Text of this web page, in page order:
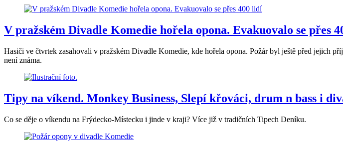
V pražském Divadle Komedie hořela opona. Evakuovalo se přes
Hasiči ve čtvrtek zasahovali v pražském Divadle Komedie, kde hořela opona. Požár byl ještě před jejich
není známa.
Tipy na víkend. Monkey Business, Slepí křováci, drum n bass i
Co se děje o víkendu na Frýdecko-Místecku i jinde v kraji? Více již v tradičních Tipech Deníku.